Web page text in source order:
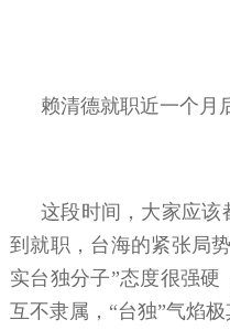
赖清德就职近一个月
这段时间，大家应该
到就职，台海的紧张局
实台独分子”态度很强
互不隶属，“台独”气焰极